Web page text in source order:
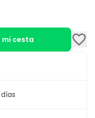
mi cesta
días